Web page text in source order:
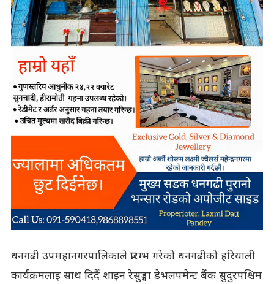
धनगढी उपमहानगरपालिकाले प्रारम्भ गरेको धनगढीको हरियाली
कार्यक्रमलाइ साथ दिदैँ शाइन रेसुङ्गा डेभलपमेन्ट बैंक सुदुरपश्चिम